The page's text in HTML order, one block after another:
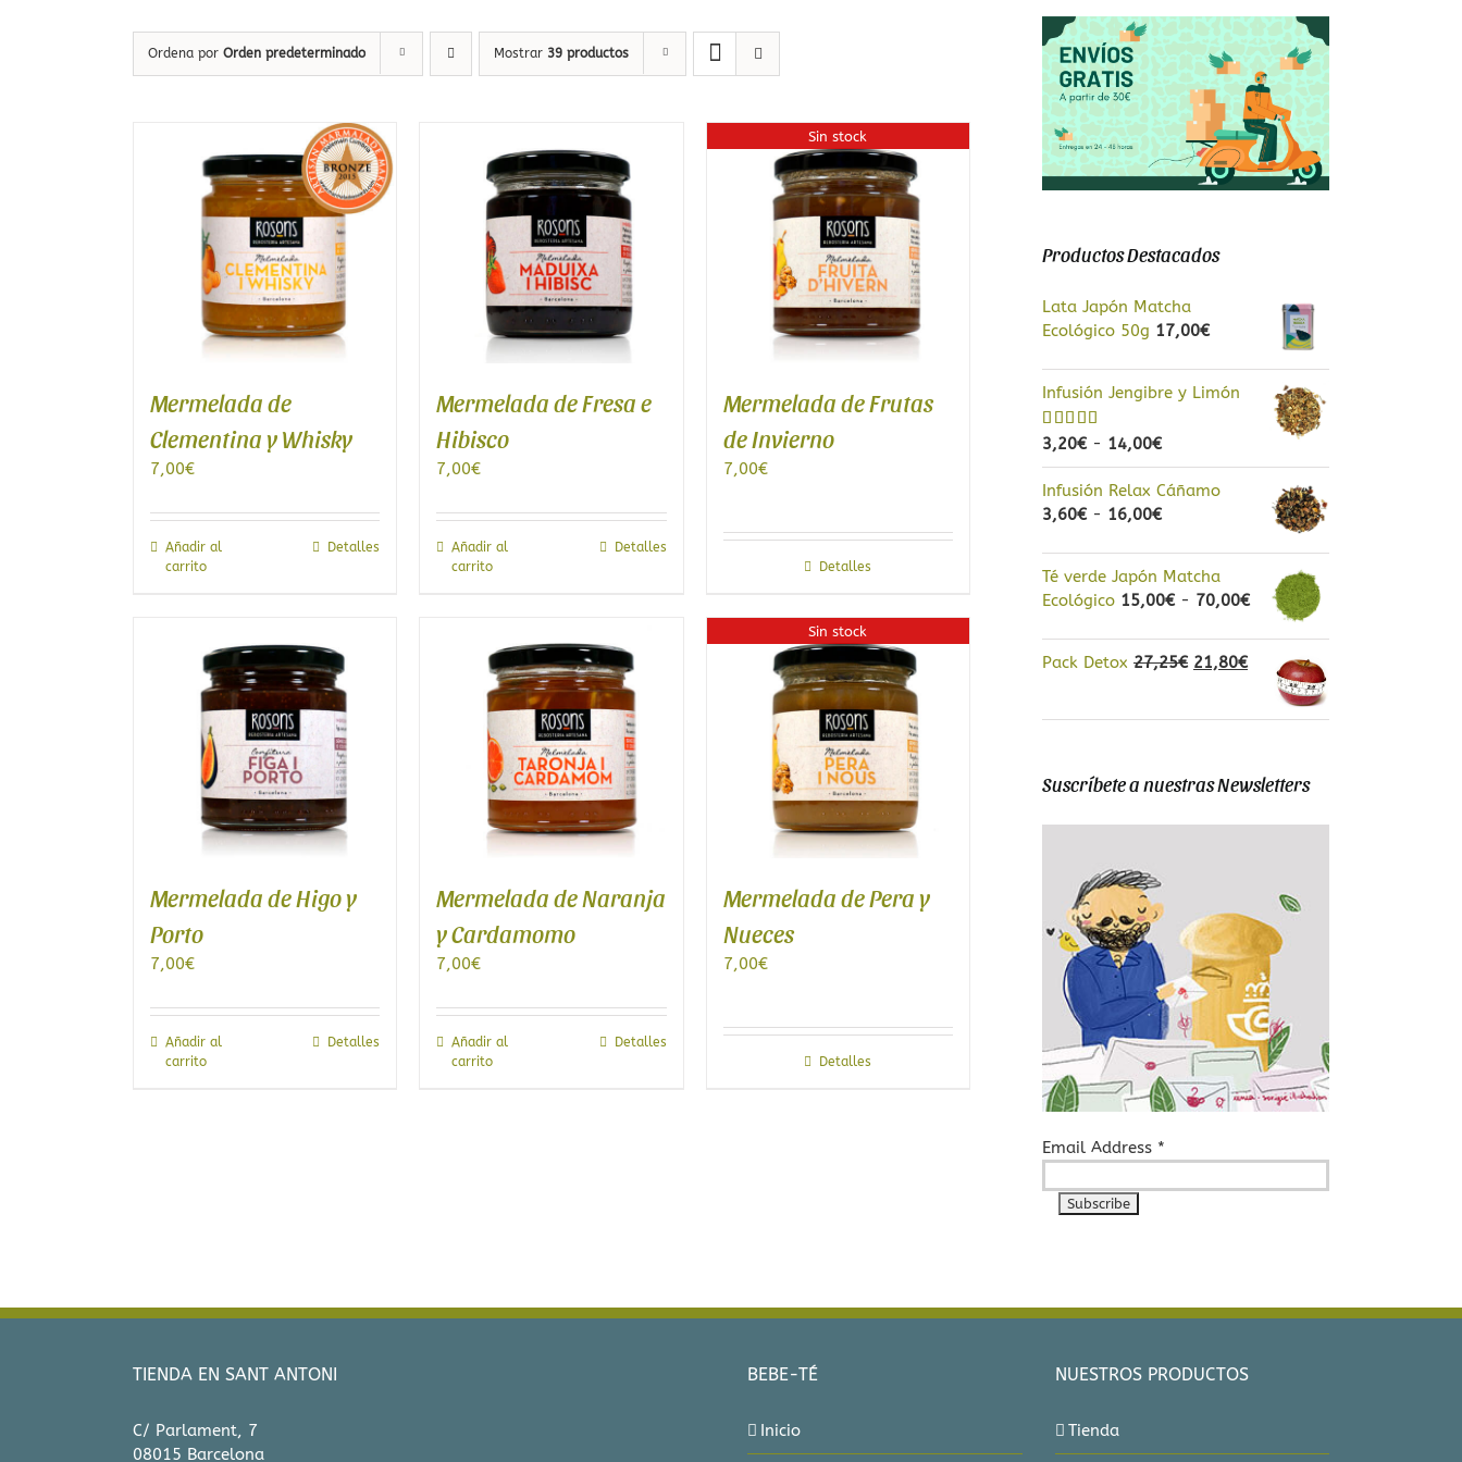
Café Blend Tueste Italiano Té blanco
Té desteinado
Té ecológico
Packs de Tés
Ordena por Orden predeterminado Mostrar 39 productos
Mermelada de
Clementina y Whisky
7,00€
Añadir al
carrito
Detalles
Mermelada de Fresa e
Hibisco
7,00€
Añadir al
carrito
Detalles
Sin stock
Mermelada de Frutas
de Invierno
7,00€
Detalles
Mermelada de Higo y
Porto
7,00€
Añadir al
carrito
Detalles
Mermelada de Naranja
y Cardamomo
7,00€
Añadir al
carrito
Detalles
Sin stock
Mermelada de Pera y
Nueces
7,00€
Detalles
Productos Destacados
Lata Japón Matcha
Ecológico 50g 17,00€
Infusión Jengibre y Limón
Valorado
con
3,20€ - 14,00€Rango
de
precios:
desde
14,00€
Infusión Relax Cáñamo
3,60€ - 16,00€Rango
desde
3,60€
16,00€
Té verde Japón Matcha
Ecológico 15,00€ - 70,00€Rango
desde
15,00€
hasta
Pack Detox 27,25€ El
21,80€El
precio
actual
Suscríbete a nuestras Newsletters
Email Address *
TIENDA EN SANT ANTONI
C/ Parlament, 7
08015 Barcelona
BEBE-TÉ
Inicio
NUESTROS PRODUCTOS
Tienda